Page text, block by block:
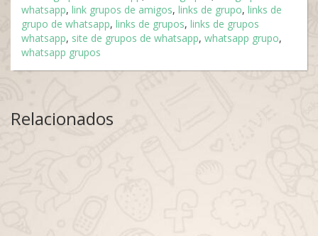
whatsapp, link grupos de amigos, links de grupo, links de
grupo de whatsapp, links de grupos, links de grupos
whatsapp, site de grupos de whatsapp, whatsapp grupo,
whatsapp grupos
Relacionados